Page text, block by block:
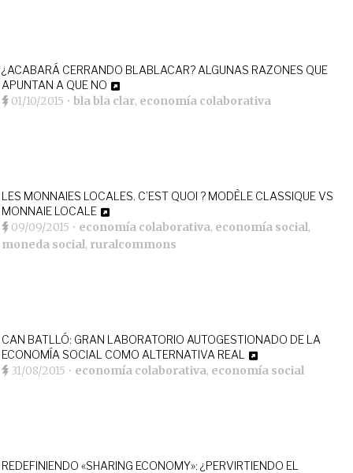
¿ACABARÁ CERRANDO BLABLACAR? ALGUNAS RAZONES QUE
APUNTAN A QUE NO
01/10/2015 •bla bla clar, economía colaborativa
LES MONNAIES LOCALES. C’EST QUOI ? MODÈLE CLASSIQUE VS
MONNAIE LOCALE
09/09/2015 • economía colaborativa, economía social,
moneda social, ruralcommons
CAN BATLLÓ: GRAN LABORATORIO AUTOGESTIONADO DE LA
ECONOMÍA SOCIAL COMO ALTERNATIVA REAL
31/08/2015 • economía colaborativa, economía social
REDEFINIENDO «SHARING ECONOMY»: ¿PERVIRTIENDO EL